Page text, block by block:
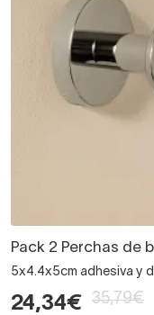
Pack 2 Perchas de
5x4.4x5cm adhesiva y
24,34€ 35,79€